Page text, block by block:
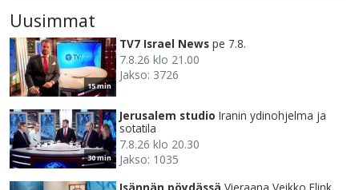
Uusimmat
15 min
TV7 Israel News pe 7.8.
7.8.26 klo 21.00
Jakso: 3726
30 min
Jerusalem studio Iranin ydinohjelma ja
sotatila
7.8.26 klo 20.30
Jakso: 1035